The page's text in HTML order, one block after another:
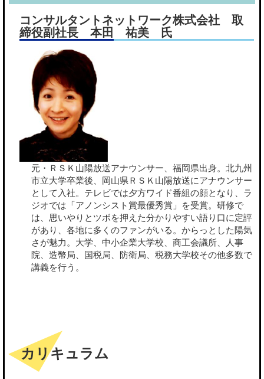
コンサルタントネットワーク株式会社 取
締役副社長 本田 祐美 氏
元・ＲＳＫ山陽放送アナウンサー、福岡県出身。北九州
市立大学卒業後、岡山県ＲＳＫ山陽放送にアナウンサー
として入社。テレビでは夕方ワイド番組の顔となり、ラ
ジオでは「アノンシスト賞最優秀賞」を受賞。研修で
は、思いやりとツボを押えた分かりやすい語り口に定評
があり、各地に多くのファンがいる。からっとした陽気
さが魅力。大学、中小企業大学校、商工会議所、人事
院、造幣局、国税局、防衛局、税務大学校その他多数で
講義を行う。
カリキュラム